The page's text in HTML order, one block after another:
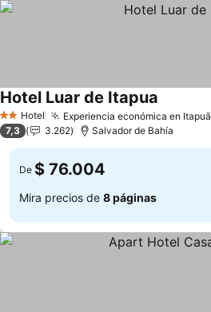
2 Estrellas
Hotel Experiencia económica en Itapuã
Hotel Luar de Itapua
7,3 3.262 Salvador de Bahía
De $ 76.004
Mira precios de 8 páginas